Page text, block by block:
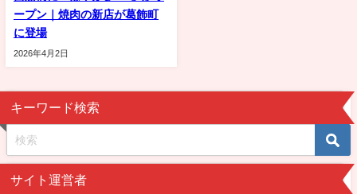
ープン｜焼肉の新店が葛飾町
に登場
2026年4月2日
キーワード検索
サイト運営者